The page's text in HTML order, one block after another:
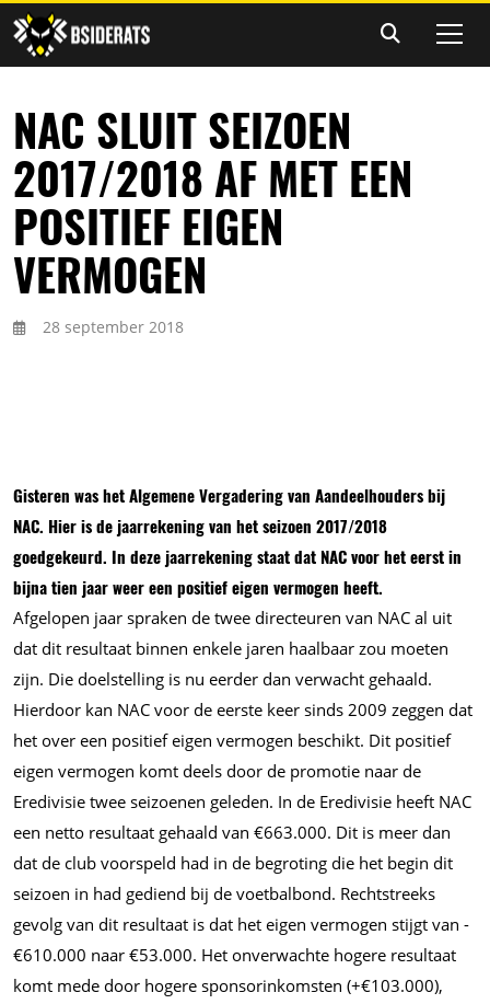
NAC SLUIT SEIZOEN
2017/2018 AF MET EEN
POSITIEF EIGEN
VERMOGEN
28 september 2018
Gisteren was het Algemene Vergadering van Aandeelhouders bij
NAC. Hier is de jaarrekening van het seizoen 2017/2018
goedgekeurd. In deze jaarrekening staat dat NAC voor het eerst in
bijna tien jaar weer een positief eigen vermogen heeft.
Afgelopen jaar spraken de twee directeuren van NAC al uit
dat dit resultaat binnen enkele jaren haalbaar zou moeten
zijn. Die doelstelling is nu eerder dan verwacht gehaald.
Hierdoor kan NAC voor de eerste keer sinds 2009 zeggen dat
het over een positief eigen vermogen beschikt. Dit positief
eigen vermogen komt deels door de promotie naar de
Eredivisie twee seizoenen geleden. In de Eredivisie heeft NAC
een netto resultaat gehaald van €663.000. Dit is meer dan
dat de club voorspeld had in de begroting die het begin dit
seizoen in had gediend bij de voetbalbond. Rechtstreeks
gevolg van dit resultaat is dat het eigen vermogen stijgt van -
€610.000 naar €53.000. Het onverwachte hogere resultaat
komt mede door hogere sponsorinkomsten (+€103.000),